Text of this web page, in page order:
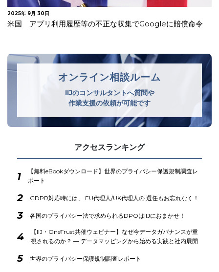
2025年 9月 30日
米国 アプリ利用履歴等の不正な収集でGoogleに賠償命令
オンライン相談ルーム
IIJのコンサルタントへ質問や
作業支援の依頼が可能です
アクセスランキング
1
【無料eBookダウンロード】世界のプライバシー保護規制調査レ
ポート
2 GDPR対応時には、 EU代理人/UK代理人の 選任もお忘れなく！
3 各国のプライバシー法で求められるDPOはIIJにおまかせ！
4
【IIJ・OneTrust共催ウェビナー】なぜ今データガバナンスが重
視されるのか？ ― データマッピングから始める実践と社内展開
5 世界のプライバシー保護規制調査レポート